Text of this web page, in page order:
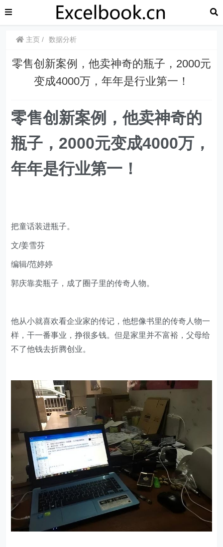
主页 数据分析
​​零售创新案例，他卖神奇的瓶子，2000元
变成4000万，年年是行业第一！
​​零售创新案例，他卖神奇的
瓶子，2000元变成4000万，
年年是行业第一！
把童话装进瓶子。
文/姜雪芬
编辑/范婷婷
郭庆靠卖瓶子，成了圈子里的传奇人物。
他从小就喜欢看企业家的传记，他想像书里的传奇人物一
样，干一番事业，挣很多钱。但是家里并不富裕，父母给
不了他钱去折腾创业。